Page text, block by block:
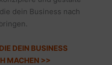
dein Business nach
DEIN BUSINESS
MACHEN >>